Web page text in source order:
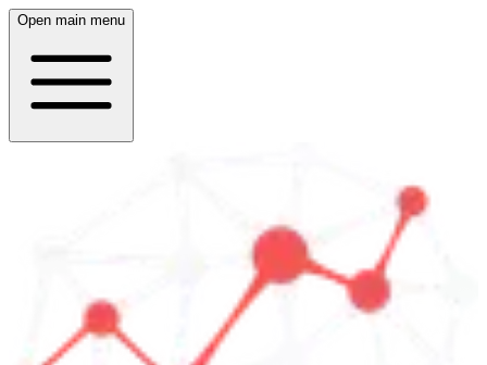
Open main menu